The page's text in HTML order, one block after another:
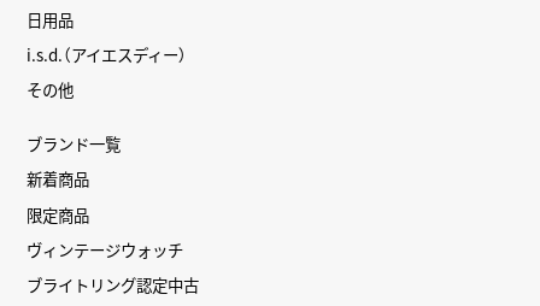
日用品
i.s.d.（アイエスディー）
その他
ブランド一覧
新着商品
限定商品
ヴィンテージウォッチ
ブライトリング認定中古